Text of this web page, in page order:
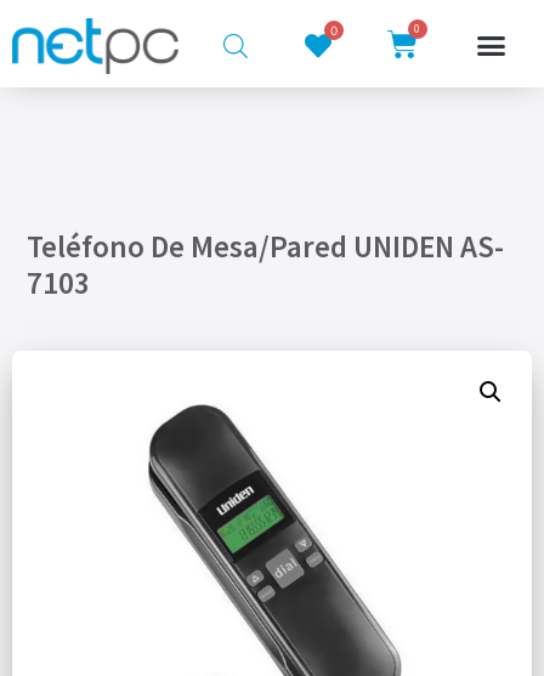
0 0
Teléfono De Mesa/Pared UNIDEN AS-
7103